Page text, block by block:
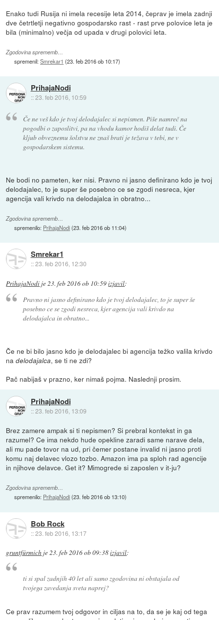
Enako tudi Rusija ni imela recesije leta 2014, čeprav je imela zadnji
dve četrtletji negativno gospodarsko rast - rast prve polovice leta je
bila (minimalno) večja od upada v drugi polovici leta.
Zgodovina sprememb…
spremenil:Smrekar1 (23. feb 2016 ob 10:17)
PrihajaNodi
::23. feb 2016, 10:59
Če ne veš kdo je tvoj delodajalec si nepismen. Piše namreč na
pogodbi o zaposlitvi, pa na vhodu kamor hodiš delat tudi. Če
kljub obveznemu šolstvu ne znaš brati je težava v tebi, ne v
gospodarskem sistemu.
Ne bodi no pameten, ker nisi. Pravno ni jasno definirano kdo je tvoj
delodajalec, to je super še posebno ce se zgodi nesreca, kjer
agencija vali krivdo na delodajalca in obratno...
Zgodovina sprememb…
spremenilo: PrihajaNodi(23. feb 2016 ob 11:04)
Smrekar1
::23. feb 2016, 12:30
PrihajaNodi je23. feb 2016 ob 10:59izjavil:
Pravno ni jasno definirano kdo je tvoj delodajalec, to je super še
posebno ce se zgodi nesreca, kjer agencija vali krivdo na
delodajalca in obratno...
Če ne bi bilo jasno kdo je delodajalec bi agencija težko valila krivdo
nadelodajalca, se ti ne zdi?
Pač nabijaš v prazno, ker nimaš pojma. Naslednji prosim.
PrihajaNodi
::23. feb 2016, 13:09
Brez zamere ampak si ti nepismen? Si prebral kontekst in ga
razumel? Ce ima nekdo hude opekline zaradi same narave dela,
ali mu pade tovor na ud, pri čemer postane invalid ni jasno proti
komu naj delavec vlozo tozbo. Amazon ima pa sploh rad agencije
in njihove delavce. Get it? Mimogrede si zaposlen v it-ju?
Zgodovina sprememb…
spremenilo: PrihajaNodi(23. feb 2016 ob 13:10)
Bob Rock
::23. feb 2016, 13:17
gruntfürmich je23. feb 2016 ob 09:38izjavil:
ti si spal zadnjih 40 let ali samo zgodovina ni obstajala od
tvojega zavedanja sveta naprej?
Ce prav razumem tvoj odgovor in ciljas na to, da se je kaj od tega